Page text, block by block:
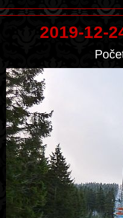
2019-12-